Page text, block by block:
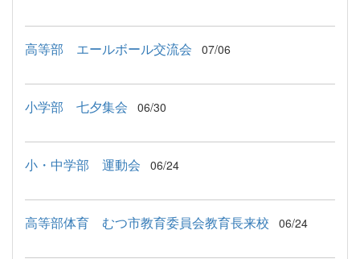
高等部 エールボール交流会 07/06
小学部 七夕集会 06/30
小・中学部 運動会 06/24
高等部体育 むつ市教育委員会教育長来校 06/24